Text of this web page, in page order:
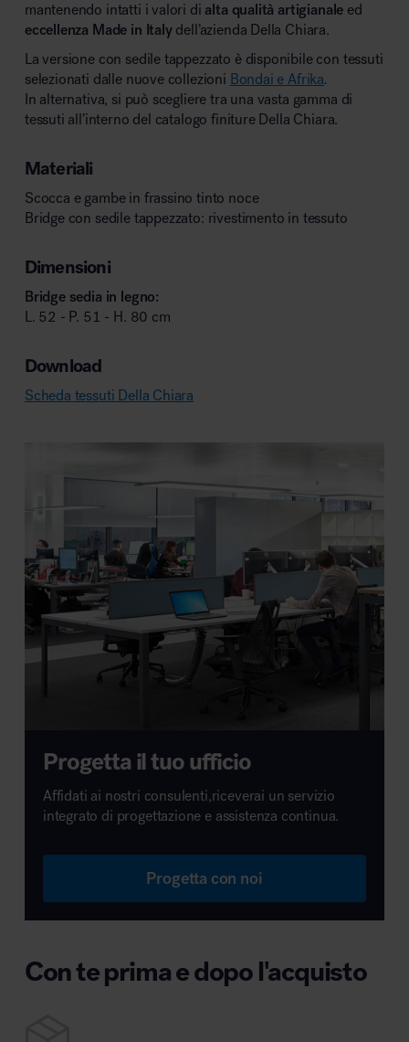
mantenendo intatti i valori di alta qualità artigianale ed
eccellenza Made in Italydell’azienda Della Chiara.
La versione con sedile tappezzato è disponibile con tessuti
selezionati dalle nuove collezioni Bondai e Afrika.
In alternativa, si può scegliere tra una vasta gamma di
tessuti all’interno del catalogo finiture Della Chiara.
Materiali
Scocca e gambe in frassino tinto noce
Bridge con sedile tappezzato: rivestimento in tessuto
Dimensioni
Bridge sedia in legno:
L. 52 - P. 51 - H. 80 cm
Download
Scheda tessuti Della Chiara
Progetta il tuo ufficio
Affidati ai nostri consulenti,riceverai un servizio
integrato di progettazione e assistenza continua.
Progetta con noi
Con te prima e dopo l'acquisto